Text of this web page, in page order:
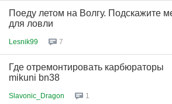
Поеду летом на Волгу. Подскажите
для ловли
Lesnik99 7
Где отремонтировать карбюраторы
mikuni bn38
Slavonic_Dragon 1